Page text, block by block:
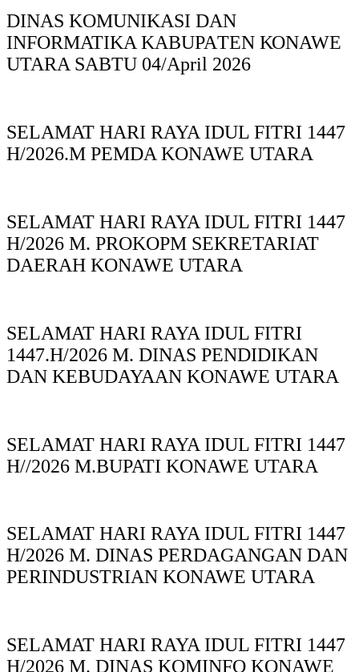
DINAS KOMUNIKASI DAN
INFORMATIKA KABUPAΤΕΝ ΚΟNAWE
UTARA SABTU 04/April 2026
SELAMAT HARI RAYA IDUL FITRI 1447
H/2026.M PEMDA KONAWE UTARA
SELAMAT HARI RAYA IDUL FITRI 1447
H/2026 M. PROKOPM SEKRETARIAT
DAERAH KONAWE UTARA
SELAMAT HARI RAYA IDUL FITRI
1447.H/2026 M. DINAS PENDIDIKAN
DAN KEBUDAYAAN KONAWE UTARA
SELAMAT HARI RAYA IDUL FITRI 1447
H//2026 M.BUPATI KONAWE UTARA
SELAMAT HARI RAYA IDUL FITRI 1447
H/2026 M. DINAS PERDAGANGAN DAN
PERINDUSTRIAN KONAWE UTARA
SELAMAT HARI RAYA IDUL FITRI 1447
H/2026 M. DINAS KOMINFO KONAWE